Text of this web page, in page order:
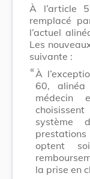
À l’article
remplacé
l’actuel
Les
suivante :
​ «À
60,
médecin
système
optent
la prise en